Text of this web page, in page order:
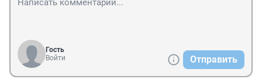
Гость
Войти
Отправить